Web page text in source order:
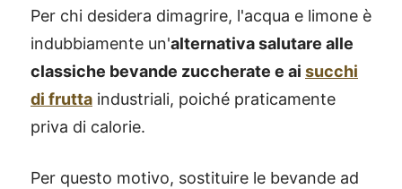
Per chi desidera dimagrire, l'acqua e limone è
indubbiamente un'alternativa salutare alle
classiche bevande zuccherate e ai succhi
di frutta industriali, poiché praticamente
priva di calorie.
Per questo motivo, sostituire le bevande ad